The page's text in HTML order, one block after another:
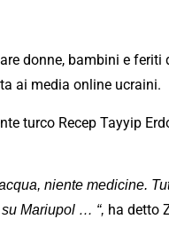
donne, bambini e
ai media online ucraini.
turco Recep Tayyip
niente medicine.
Mariupol … “, ha detto